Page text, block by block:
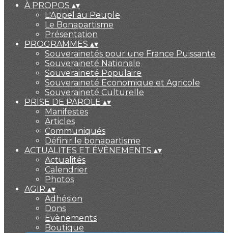
À PROPOS ▴▾
L'Appel au Peuple
Le Bonapartisme
Présentation
PROGRAMMES ▴▾
Souverainetés pour une France Puissante
Souveraineté Nationale
Souveraineté Populaire
Souveraineté Economique et Agricole
Souveraineté Culturelle
PRISE DE PAROLE ▴▾
Manifestes
Articles
Communiqués
Définir le bonapartisme
ACTUALITES ET ÉVÈNEMENTS ▴▾
Actualités
Calendrier
Photos
AGIR ▴▾
Adhésion
Dons
Evènements
Boutique